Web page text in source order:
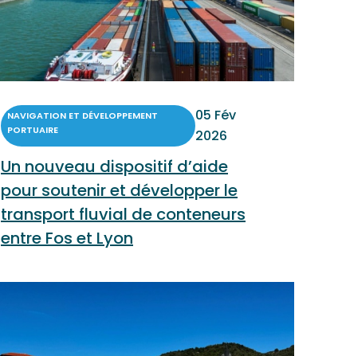
NAVIGATION ET DÉVELOPPEMENT
PORTUAIRE
05 Fév
2026
Un nouveau dispositif d’aide
pour soutenir et développer le
transport fluvial de conteneurs
entre Fos et Lyon